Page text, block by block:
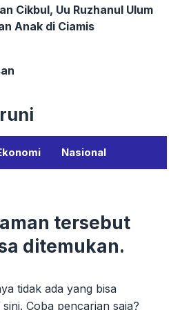
Cikbul, Uu Ruzhanul Ulum
Anak di Ciamis